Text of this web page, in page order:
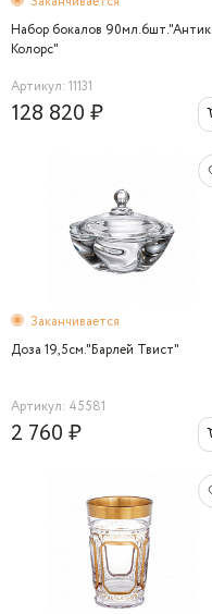
Набор бокалов 90мл.6шт."Антик
Колорс"
Артикул: 11131
128 820 ₽
Заканчивается
Доза 19,5см."Барлей Твист"
Артикул: 45581
2 760 ₽